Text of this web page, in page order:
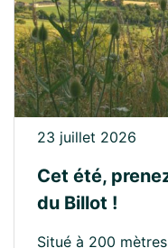
23 juillet 2026
Cet été,
du Billot !
Situé à 200